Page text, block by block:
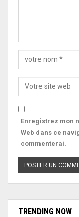
Enregistrez mon
Web dans ce
commenterai.
TRENDING NOW